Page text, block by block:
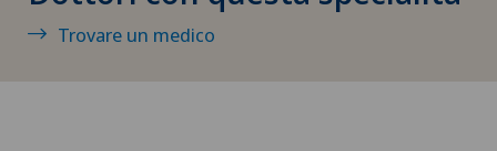
Cura intermedia IMC
Trovare un medico